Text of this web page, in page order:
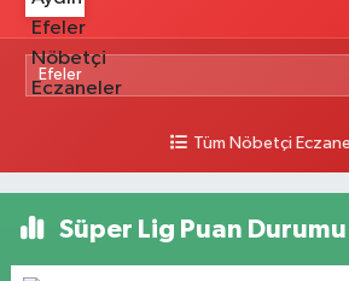
Tüm Nöbetçi
Süper Lig Puan Durumu